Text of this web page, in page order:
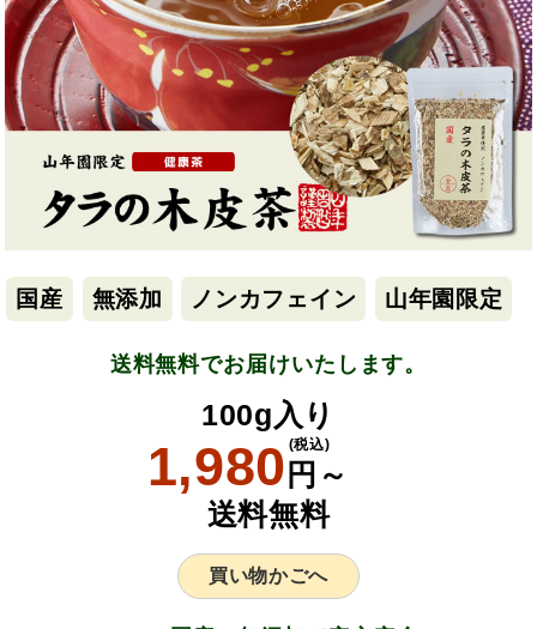
国産 無添加 ノンカフェイン 山年園限定
送料無料でお届けいたします。
100g入り
1,980 円～
(税込)
送料無料
買い物かごへ